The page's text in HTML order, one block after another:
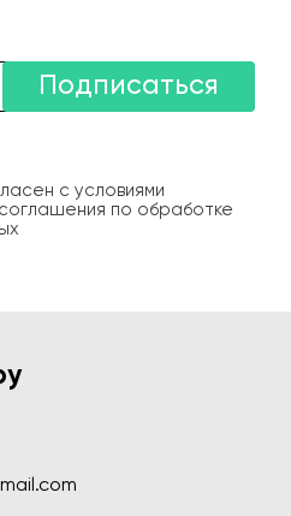
Подписаться
с условиями
по обработке